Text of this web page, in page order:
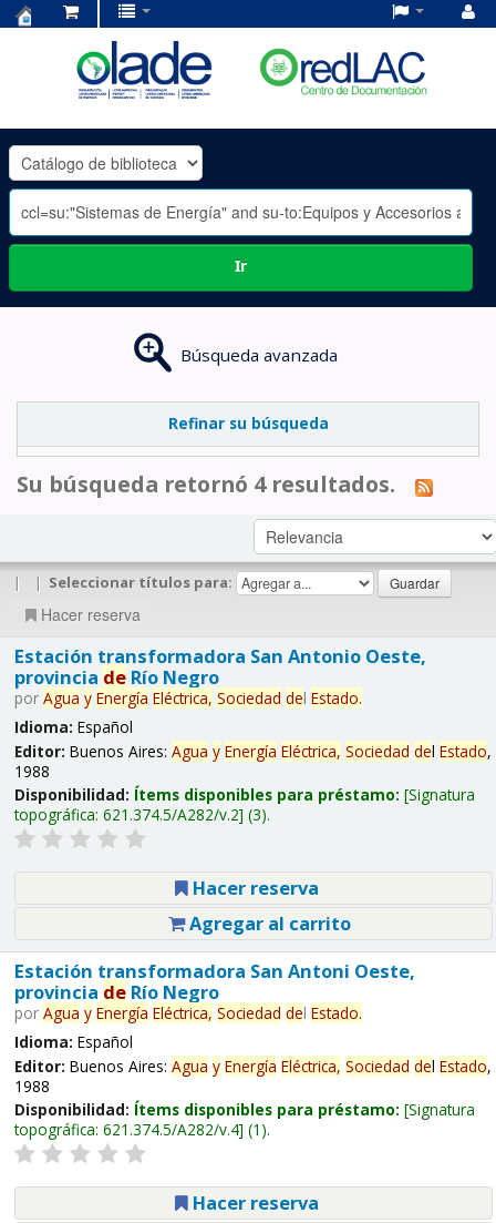
OLADE
-
Ir
Búsqueda avanzada
Refinar su búsqueda
Su búsqueda retornó 4 resultados.
| | Seleccionar títulos para:
Hacer reserva
Estación transformadora San Antonio Oeste,
provincia deRío Negro
por Agua y Energía Eléctrica, Sociedad del Estado.
Idioma: Español
Editor: Buenos Aires: Agua y Energía Eléctrica, Sociedad del Estado,
1988
Disponibilidad: Ítems disponibles para préstamo: Signatura
topográfica: 621.374.5/A282/v.2 (3).
Hacer reserva
Agregar al carrito
Estación transformadora San Antoni Oeste,
provincia deRío Negro
por Agua y Energía Eléctrica, Sociedad del Estado.
Idioma: Español
Editor: Buenos Aires: Agua y Energía Eléctrica, Sociedad del Estado,
1988
Disponibilidad: Ítems disponibles para préstamo: Signatura
topográfica: 621.374.5/A282/v.4 (1).
Hacer reserva